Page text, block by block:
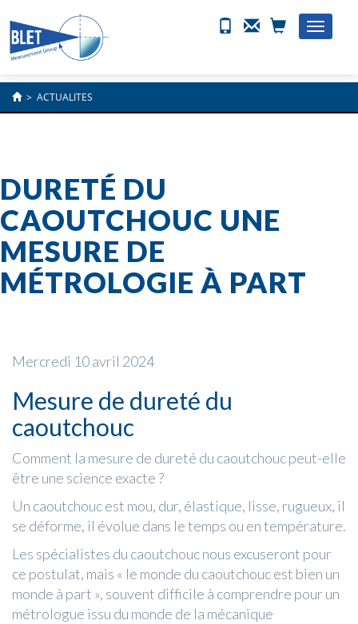
Toggle
> ACTUALITES
DURETÉ DU
CAOUTCHOUC UNE
MESURE DE
MÉTROLOGIE À PART
Mercredi 10 avril 2024
Mesure de dureté du
caoutchouc
Comment la mesure de dureté du caoutchouc peut-elle
être une science exacte ?
Un caoutchouc est mou, dur, élastique, lisse, rugueux, il
se déforme, il évolue dans le temps ou en température.
Les spécialistes du caoutchouc nous excuseront pour
ce postulat, mais « le monde du caoutchouc est bien un
monde à part », souvent difficile à comprendre pour un
métrologue issu du monde de la mécanique